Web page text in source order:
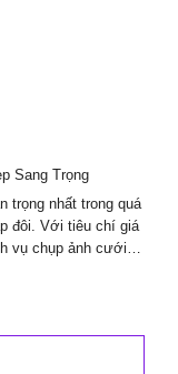
planner
&
Events
Sang Trọng
trọng nhất trong quá
đôi. Với tiêu chí giá
vụ chụp ảnh cưới…